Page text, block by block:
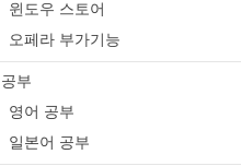
윈도우 스토어
오페라 부가기능
공부
영어 공부
일본어 공부